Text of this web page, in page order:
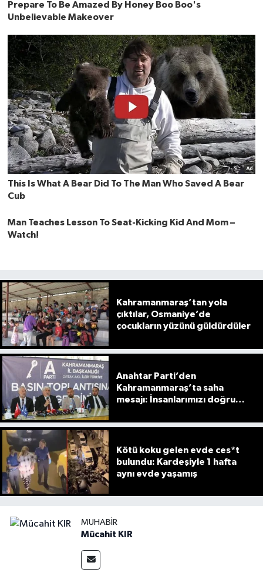
Kahramanmaraş’tan yola
çıktılar, Osmaniye’de
çocukların yüzünü güldürdüler
Anahtar Parti’den
Kahramanmaraş’ta saha
mesajı: İnsanlarımızı doğru
Kötü koku gelen evde ces*t
bulundu: Kardeşiyle 1 hafta
aynı evde yaşamış
MUHABIR
Mücahit KIR